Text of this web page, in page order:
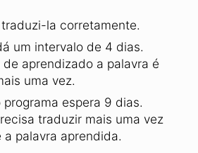
la corretamente.
um intervalo de 4 dias.
aprendizado a palavra é
uma vez.
programa espera 9 dias.
traduzir mais uma vez
palavra aprendida.